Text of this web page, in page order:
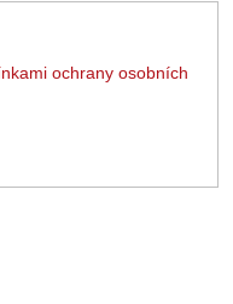
ochrany osobních